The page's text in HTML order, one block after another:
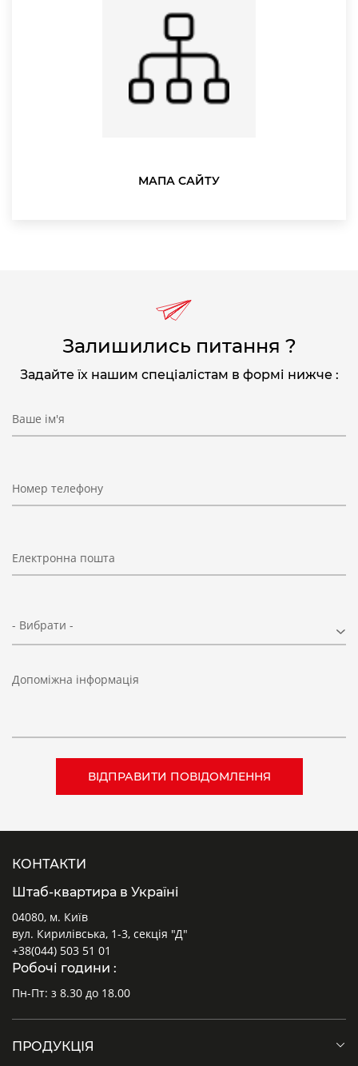
МАПА САЙТУ
Залишились питання ?
Задайте їх нашим спеціалістам в формі нижче :
Ваше ім'я
Номер телефону
Електронна пошта
- Вибрати -
Допоміжна інформація
КОНТАКТИ
Штаб-квартира в Україні
04080, м. Київ
вул. Кирилівська, 1-3, секція "Д"
+38(044) 503 51 01
Робочі години :
Пн-Пт: з 8.30 до 18.00
ПРОДУКЦІЯ